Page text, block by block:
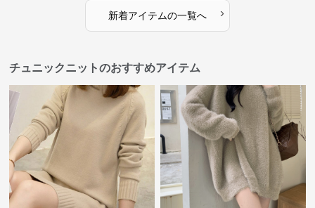
新着アイテムの一覧へ ›
チュニックニットのおすすめアイテム